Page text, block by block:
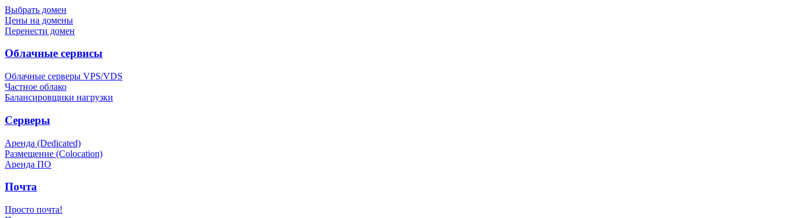
Выбрать домен
Цены на домены
Перенести домен
Облачные сервисы
Облачные серверы VPS/VDS
Частное облако
Балансировщики нагрузки
Серверы
Аренда (Dedicated)
Размещение (Colocation)
Аренда ПО
Почта
Просто почта!